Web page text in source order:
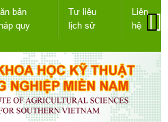
bản
quy
Tư liệu
lịch sử
Liên
hệ